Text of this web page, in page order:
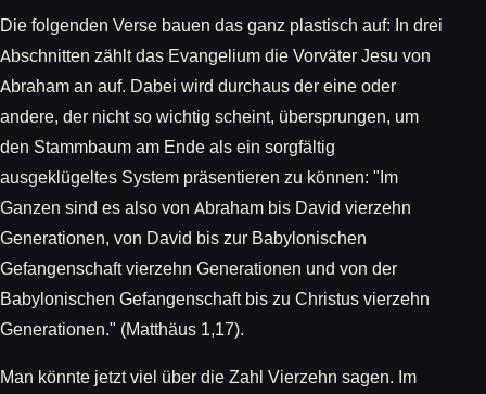
Die folgenden Verse bauen das ganz plastisch auf: In drei
Abschnitten zählt das Evangelium die Vorväter Jesu von
Abraham an auf. Dabei wird durchaus der eine oder
andere, der nicht so wichtig scheint, übersprungen, um
den Stammbaum am Ende als ein sorgfältig
ausgeklügeltes System präsentieren zu können: "Im
Ganzen sind es also von Abraham bis David vierzehn
Generationen, von David bis zur Babylonischen
Gefangenschaft vierzehn Generationen und von der
Babylonischen Gefangenschaft bis zu Christus vierzehn
Generationen." (Matthäus 1,17).
Man könnte jetzt viel über die Zahl Vierzehn sagen. Im